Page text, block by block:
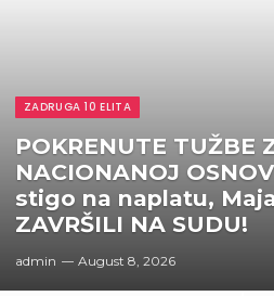
ZADRUGA 10 ELITA
POKRENUTE TUŽBE
NACIONANOJ
stigo na naplatu,
ZAVRŠILI NA SUDU!
admin August 8, 2026